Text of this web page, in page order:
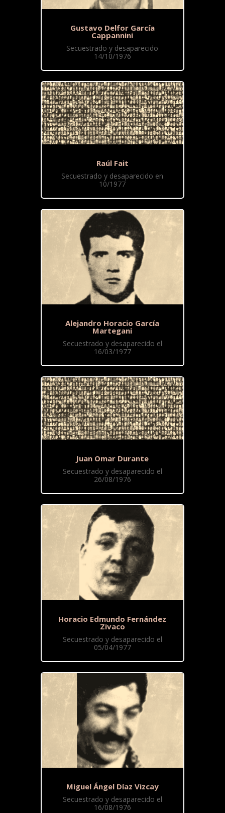
Gustavo Delfor García
Cappannini
Secuestrado y desaparecido
14/10/1976
Raúl Fait
Secuestrado y desaparecido en
10/1977
Alejandro Horacio García
Martegani
Secuestrado y desaparecido el
16/03/1977
Juan Omar Durante
Secuestrado y desaparecido el
26/08/1976
Horacio Edmundo Fernández
Zivaco
Secuestrado y desaparecido el
05/04/1977
Miguel Ángel Díaz Vizcay
Secuestrado y desaparecido el
16/08/1976